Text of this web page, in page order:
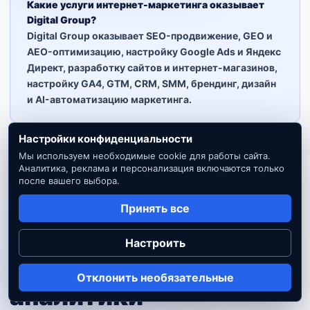
Настройки конфиденциальности
Мы используем необходимые cookie для работы сайта.
Аналитика, реклама и персонализация включаются только
после вашего выбора.
Принять все
Настроить
Отклонить необязательные
Какие услуги интернет-маркетинга оказывает
Digital Group?
Digital Group оказывает SEO-продвижение, GEO и
AEO-оптимизацию, настройку Google Ads и Яндекс
Директ, разработку сайтов и интернет-магазинов,
настройку GA4, GTM, CRM, SMM, брендинг, дизайн
и AI-автоматизацию маркетинга.
Магазин и быстрый подбор
Готовые решения для
сайта, рекламы и
аналитики